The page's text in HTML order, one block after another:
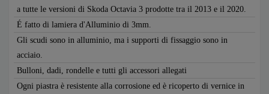
a tutte le versioni di Skoda Octavia 3 prodotte tra il 2013 e il 2020.
É fatto di lamiera d'Alluminio di 3mm.
Gli scudi sono in alluminio, ma i supporti di fissaggio sono in
acciaio.
Bulloni, dadi, rondelle e tutti gli accessori allegati
Ogni piastra è resistente alla corrosione ed è ricoperto di vernice in